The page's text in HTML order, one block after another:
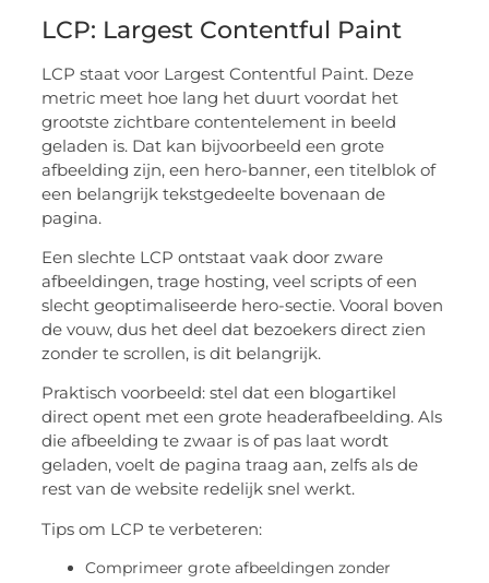
LCP: Largest Contentful Paint
LCP staat voor Largest Contentful Paint. Deze
metric meet hoe lang het duurt voordat het
grootste zichtbare contentelement in beeld
geladen is. Dat kan bijvoorbeeld een grote
afbeelding zijn, een hero-banner, een titelblok of
een belangrijk tekstgedeelte bovenaan de
pagina.
Een slechte LCP ontstaat vaak door zware
afbeeldingen, trage hosting, veel scripts of een
slecht geoptimaliseerde hero-sectie. Vooral boven
de vouw, dus het deel dat bezoekers direct zien
zonder te scrollen, is dit belangrijk.
Praktisch voorbeeld: stel dat een blogartikel
direct opent met een grote headerafbeelding. Als
die afbeelding te zwaar is of pas laat wordt
geladen, voelt de pagina traag aan, zelfs als de
rest van de website redelijk snel werkt.
Tips om LCP te verbeteren:
Comprimeer grote afbeeldingen zonder